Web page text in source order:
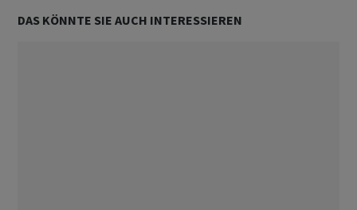
DAS KÖNNTE SIE AUCH INTERESSIEREN